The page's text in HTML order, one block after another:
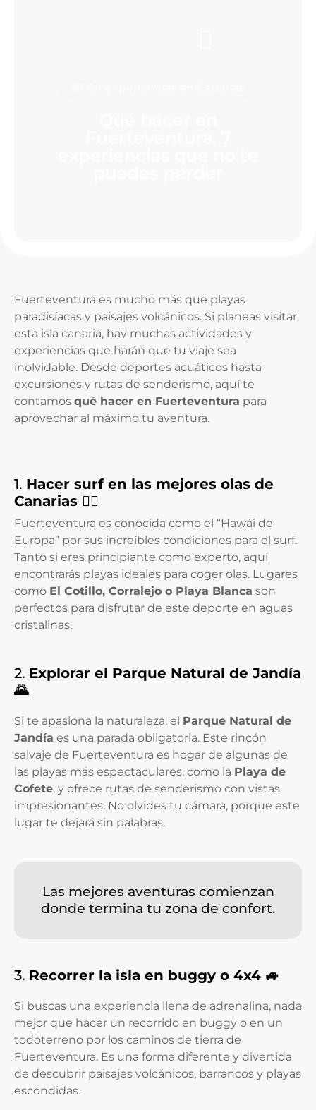
Fuerteventura es mucho más que playas
paradisíacas y paisajes volcánicos. Si planeas visitar
esta isla canaria, hay muchas actividades y
experiencias que harán que tu viaje sea
inolvidable. Desde deportes acuáticos hasta
excursiones y rutas de senderismo, aquí te
contamos qué hacer en Fuerteventura para
aprovechar al máximo tu aventura.
1. Hacer surf en las mejores olas de
Canarias 🏄‍♂️
Fuerteventura es conocida como el “Hawái de
Europa” por sus increíbles condiciones para el surf.
Tanto si eres principiante como experto, aquí
encontrarás playas ideales para coger olas. Lugares
como El Cotillo, Corralejo o Playa Blanca son
perfectos para disfrutar de este deporte en aguas
cristalinas.
2. Explorar el Parque Natural de Jandía
🌄
Si te apasiona la naturaleza, el Parque Natural de
Jandía es una parada obligatoria. Este rincón
salvaje de Fuerteventura es hogar de algunas de
las playas más espectaculares, como la Playa de
Cofete, y ofrece rutas de senderismo con vistas
impresionantes. No olvides tu cámara, porque este
lugar te dejará sin palabras.
Las mejores aventuras comienzan
donde termina tu zona de confort.
3. Recorrer la isla en buggy o 4x4 🚙
Si buscas una experiencia llena de adrenalina, nada
mejor que hacer un recorrido en buggy o en un
todoterreno por los caminos de tierra de
Fuerteventura. Es una forma diferente y divertida
de descubrir paisajes volcánicos, barrancos y playas
escondidas.